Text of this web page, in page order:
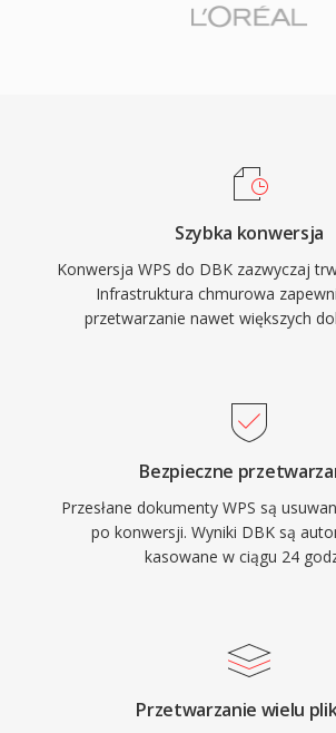
Szybka konwersja
Konwersja WPS do DBK zazwyczaj
Infrastruktura chmurowa
przetwarzanie nawet większych
Bezpieczne
Przesłane dokumenty WPS są
po konwersji. Wyniki DBK są
kasowane w ciągu 24
Przetwarzanie wielu